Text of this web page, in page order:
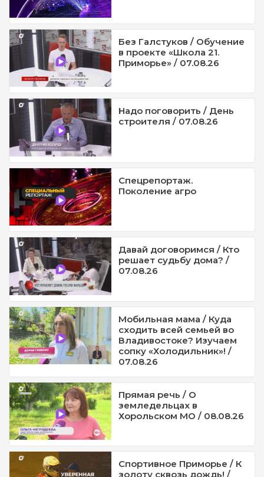
Без Галстуков / Обучение
в проекте «Школа 21.
Приморье» / 07.08.26
Надо поговорить / День
строителя / 07.08.26
Спецрепортаж.
Поколение агро
Давай договоримся / Кто
решает судьбу дома? /
07.08.26
Мобильная мама / Куда
сходить всей семьей во
Владивостоке? Изучаем
сопку «Холодильник»! /
07.08.26
Прямая речь / О
земледельцах в
Хорольском МО / 08.08.26
Спортивное Приморье / К
золоту сквозь дождь! /